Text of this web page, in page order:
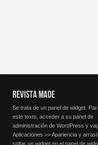
REVISTA MADE
Se trata de un panel de widget.
este texto, acceder a su panel de
administración de WordPress y
Aplicaciones >> Apariencia y
soltar un widget en el panel de